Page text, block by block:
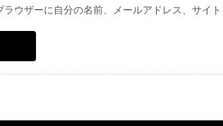
ウザーに自分の名前、メールアドレス、サイト